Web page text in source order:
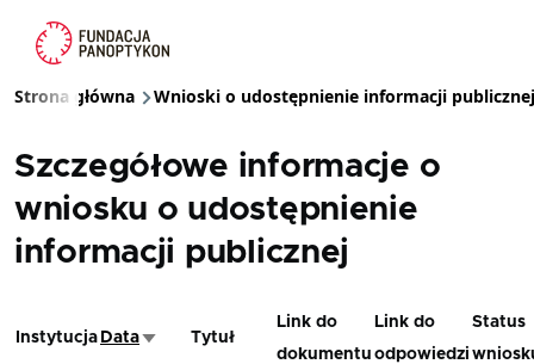
Ścieżka nawigacyjna
Strona główna Wnioski o udostępnienie informacji publicznej
Szczegółowe informacje o
wniosku o udostępnienie
informacji publicznej
Instytucja DataSortuj rosnąco
Tytuł
Link do
dokumentu
Link do
odpowiedzi
Status